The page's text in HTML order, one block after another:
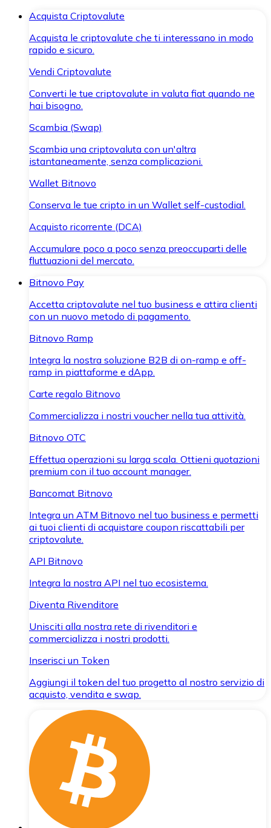
Acquista Criptovalute
Acquista le criptovalute che ti interessano in modo
rapido e sicuro.
Vendi Criptovalute
Converti le tue criptovalute in valuta fiat quando ne
hai bisogno.
Scambia (Swap)
Scambia una criptovaluta con un'altra
istantaneamente, senza complicazioni.
Wallet Bitnovo
Conserva le tue cripto in un Wallet self-custodial.
Acquisto ricorrente (DCA)
Accumulare poco a poco senza preoccuparti delle
fluttuazioni del mercato.
Bitnovo Pay
Accetta criptovalute nel tuo business e attira clienti
con un nuovo metodo di pagamento.
Bitnovo Ramp
Integra la nostra soluzione B2B di on-ramp e off-
ramp in piattaforme e dApp.
Carte regalo Bitnovo
Commercializza i nostri voucher nella tua attività.
Bitnovo OTC
Effettua operazioni su larga scala. Ottieni quotazioni
premium con il tuo account manager.
Bancomat Bitnovo
Integra un ATM Bitnovo nel tuo business e permetti
ai tuoi clienti di acquistare coupon riscattabili per
criptovalute.
API Bitnovo
Integra la nostra API nel tuo ecosistema.
Diventa Rivenditore
Unisciti alla nostra rete di rivenditori e
commercializza i nostri prodotti.
Inserisci un Token
Aggiungi il token del tuo progetto al nostro servizio di
acquisto, vendita e swap.